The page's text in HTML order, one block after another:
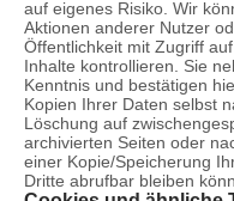
auf eigenes Risiko. Wir
Aktionen anderer Nutzer
Öffentlichkeit mit Zugriff
Inhalte kontrollieren. Sie
Kenntnis und bestätigen
Kopien Ihrer Daten selbst
Löschung auf
archivierten Seiten oder
einer Kopie/Speicherung
Dritte abrufbar bleiben